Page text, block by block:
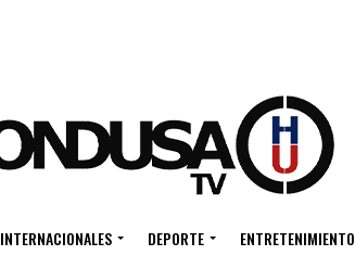
INTERNACIONALES DEPORTE ENTRETENIMIENTO